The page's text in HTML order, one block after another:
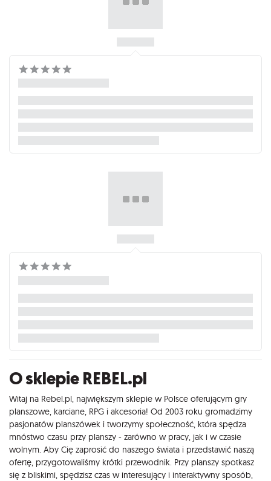
O sklepie REBEL.pl
Witaj na Rebel.pl, największym sklepie w Polsce oferującym gry
planszowe, karciane, RPG i akcesoria! Od 2003 roku gromadzimy
pasjonatów planszówek i tworzymy społeczność, która spędza
mnóstwo czasu przy planszy - zarówno w pracy, jak i w czasie
wolnym. Aby Cię zaprosić do naszego świata i przedstawić naszą
ofertę, przygotowaliśmy krótki przewodnik. Przy planszy spotkasz
się z bliskimi, spędzisz czas w interesujący i interaktywny sposób,